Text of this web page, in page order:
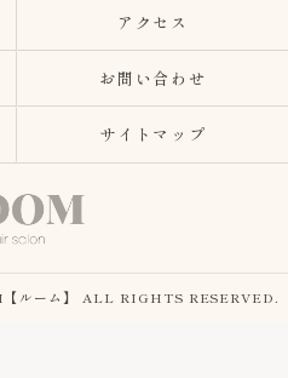
アクセス
お問い合わせ
サイトマップ
ルーム】 ALL RIGHTS RESERVED.